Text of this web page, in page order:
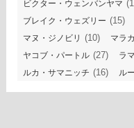
ビクター・ウェンバンヤマ
ブレイク・ウェズリー (15)
マヌ・ジノビリ (10) マラ
ヤコブ・パートル (27) ラ
ルカ・サマニッチ (16) ル